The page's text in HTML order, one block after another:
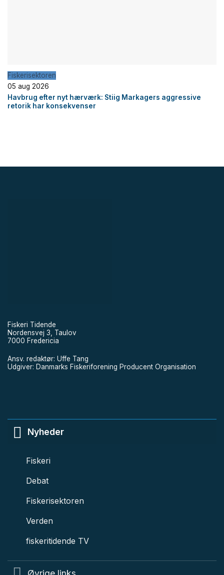
Fiskerisektoren
05 aug 2026
Havbrug efter nyt hærværk: Stiig Markagers aggressive
retorik har konsekvenser
Fiskeri Tidende
Nordensvej 3, Taulov
7000 Fredericia
Ansv. redaktør: Uffe Tang
Udgiver: Danmarks Fiskeriforening Producent Organisation
Nyheder
Fiskeri
Debat
Fiskerisektoren
Verden
fiskeritidende TV